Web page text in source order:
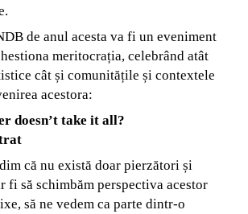
de anul acesta va fi un eveniment
meritocrația, celebrând atât
cât și comunitățile și contextele
acestora:
doesn’t take it all?
că nu există doar pierzători și
fi să schimbăm perspectiva acestor
să ne vedem ca parte dintr-o